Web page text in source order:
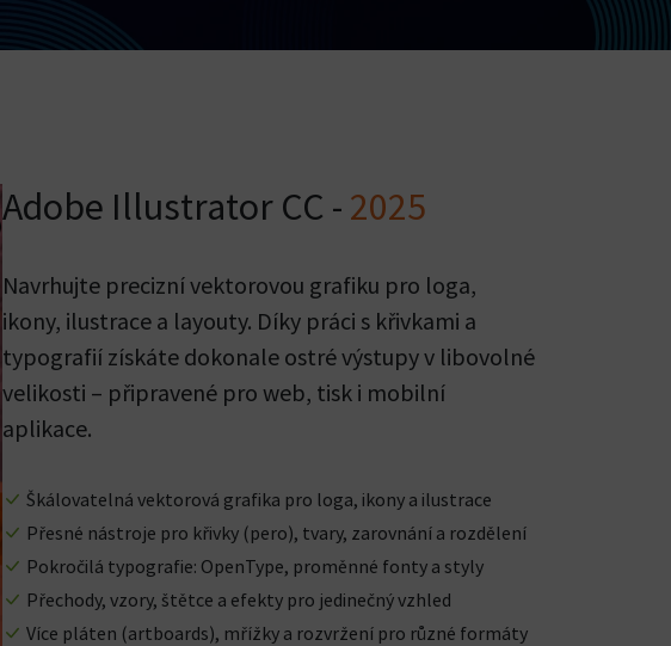
Adobe Illustrator CC - 2025
Navrhujte precizní vektorovou grafiku pro loga,
ikony, ilustrace a layouty. Díky práci s křivkami a
typografií získáte dokonale ostré výstupy v libovolné
velikosti – připravené pro web, tisk i mobilní
aplikace.
Škálovatelná vektorová grafika pro loga, ikony a ilustrace
Přesné nástroje pro křivky (pero), tvary, zarovnání a rozdělení
Pokročilá typografie: OpenType, proměnné fonty a styly
Přechody, vzory, štětce a efekty pro jedinečný vzhled
Více pláten (artboards), mřížky a rozvržení pro různé formáty